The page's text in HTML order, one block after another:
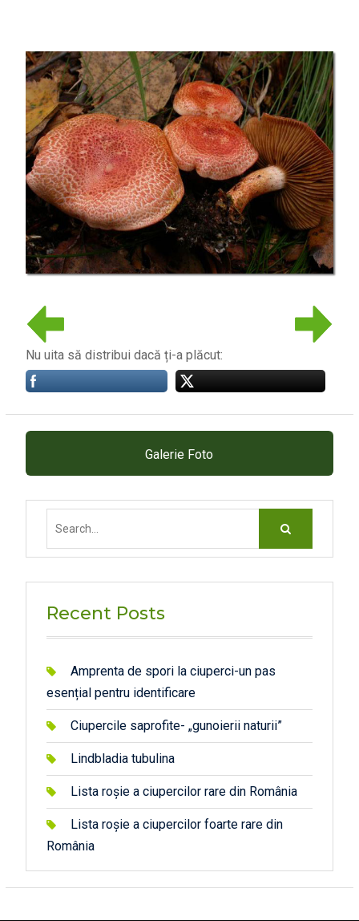
Nu uita să distribui dacă ți-a plăcut:
Galerie Foto
Recent Posts
Amprenta de spori la ciuperci-un pas
esențial pentru identificare
Ciupercile saprofite- „gunoierii naturii”
Lindbladia tubulina
Lista roșie a ciupercilor rare din România
Lista roșie a ciupercilor foarte rare din
România